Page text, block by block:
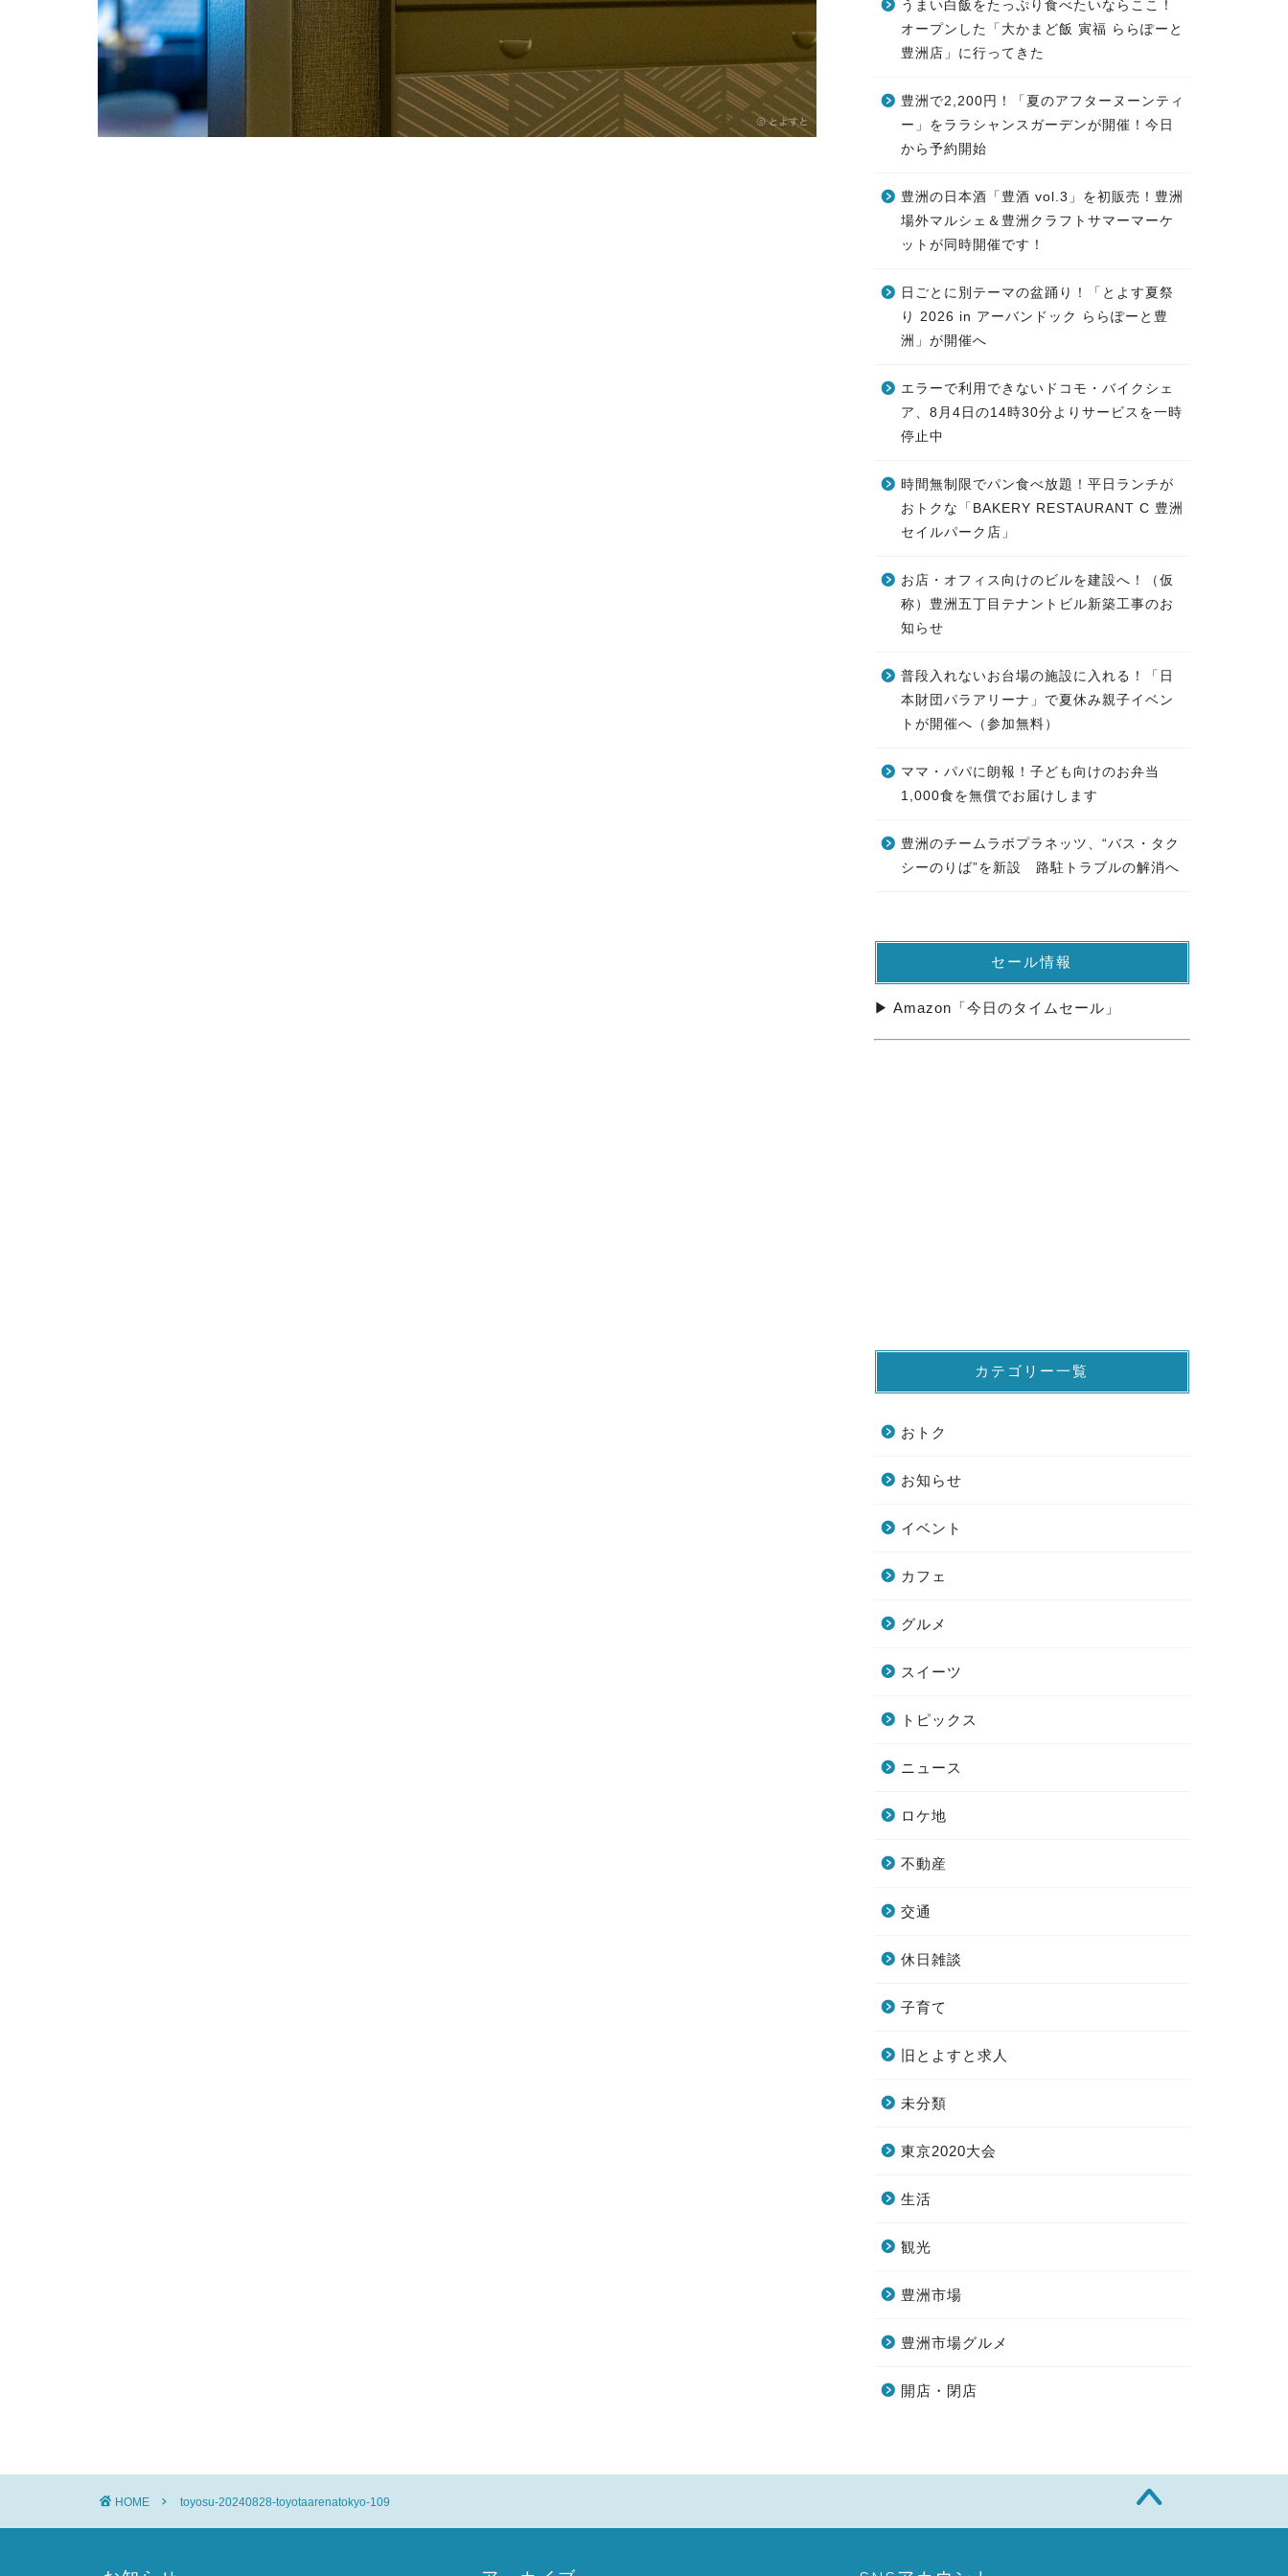
うまい白飯をたっぷり食べたいならここ！
オープンした「大かまど飯 寅福 ららぽーと
豊洲店」に行ってきた
豊洲で2,200円！「夏のアフターヌーンティ
ー」をララシャンスガーデンが開催！今日
から予約開始
豊洲の日本酒「豊酒 vol.3」を初販売！豊洲
場外マルシェ＆豊洲クラフトサマーマーケ
ットが同時開催です！
日ごとに別テーマの盆踊り！「とよす夏祭
り 2026 in アーバンドック ららぽーと豊
洲」が開催へ
エラーで利用できないドコモ・バイクシェ
ア、8月4日の14時30分よりサービスを一時
停止中
時間無制限でパン食べ放題！平日ランチが
おトクな「BAKERY RESTAURANT C 豊洲
セイルパーク店」
お店・オフィス向けのビルを建設へ！（仮
称）豊洲五丁目テナントビル新築工事のお
知らせ
普段入れないお台場の施設に入れる！「日
本財団パラアリーナ」で夏休み親子イベン
トが開催へ（参加無料）
ママ・パパに朗報！子ども向けのお弁当
1,000食を無償でお届けします
豊洲のチームラボプラネッツ、“バス・タク
シーのりば”を新設 路駐トラブルの解消へ
セール情報
▶ Amazon「今日のタイムセール」
カテゴリー一覧
おトク
お知らせ
イベント
カフェ
グルメ
スイーツ
トピックス
ニュース
ロケ地
不動産
交通
休日雑談
子育て
旧とよすと求人
未分類
東京2020大会
生活
観光
豊洲市場
豊洲市場グルメ
開店・閉店
HOME toyosu-20240828-toyotaarenatokyo-109